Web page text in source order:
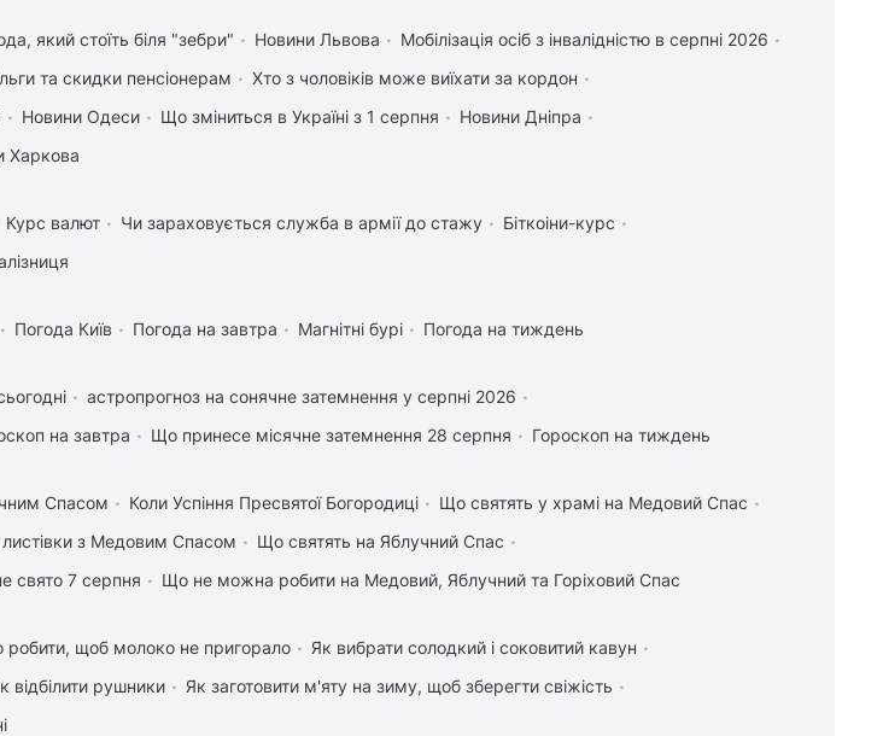
який стоїть біля "зебри" Новини Львова
Мобілізація осіб з інвалідністю в серпні 2026
та скидки пенсіонерам
Хто з чоловіків може виїхати за кордон
Новини Одеси Що зміниться в Україні з 1 серпня
Новини Дніпра
Харкова
Курс валют Чи зараховується служба в армії до стажу
Біткоіни-курс
Погода Київ Погода на завтра Магнітні бурі Погода на тиждень
астропрогноз на сонячне затемнення у серпні 2026
на завтра Що принесе місячне затемнення 28 серпня Гороскоп на тиждень
Спасом Коли Успіння Пресвятої Богородиці
Що святять у храмі на Медовий Спас
листівки з Медовим Спасом
Що святять на Яблучний Спас
свято 7 серпня Що не можна робити на Медовий, Яблучний та Горіховий Спас
щоб молоко не пригорало
Як вибрати солодкий і соковитий кавун
відбілити рушники
Як заготовити м'яту на зиму, щоб зберегти свіжість